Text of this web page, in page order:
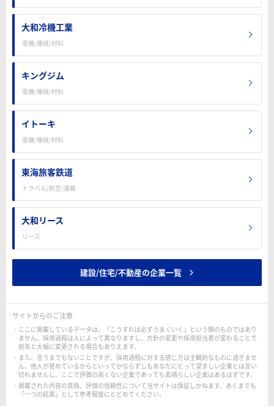
大和冷機工業
電機/機械/材料
キングジム
電機/機械/材料
イトーキ
電機/機械/材料
東海旅客鉄道
トラベル/航空/運輸
大和リース
リース
建設/住宅/不動産の企業一覧
サイトからのご注意
ここに掲載しているデータは、「こうすれば必ずうまくいく」という類のものではあり
ません。採用過程は人によって異なりますし、方針の変更や採用担当者が変わることで
前年と大幅に変更される場合もありえます。
また、言うまでもないことですが、採用過程に対する感じ方は主観的なものに過ぎませ
ん。他人が誉めているからといってかならずしもあなたにとって望ましい企業とは言い
切れませんし、ここで評価の高くない企業であっても素晴らしい企業はあるはずです。
掲載された内容の真偽、評価の信頼性について当サイトは保証しかねます。あくまでも
「一つの結果」として参考程度にとどめてください。